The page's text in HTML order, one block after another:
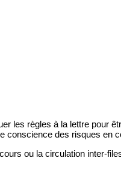
les règles à la lettre pour
conscience des risques en
ou la circulation inter-